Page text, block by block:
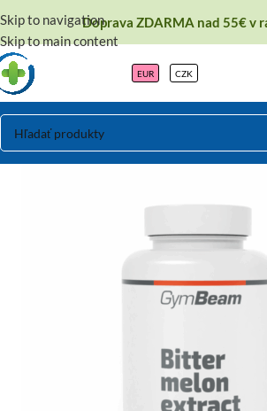
Skip to navigation
Skip to main content
Doprava ZDARMA nad 55€ v
EUR CZK